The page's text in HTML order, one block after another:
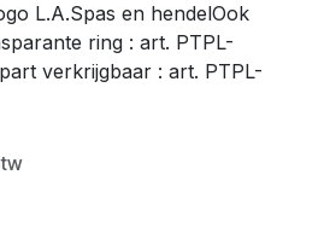
L.A.Spas en hendelOok
ring : art. PTPL-
verkrijgbaar : art. PTPL-